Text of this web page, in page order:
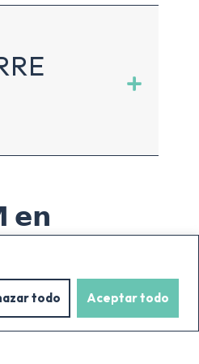
todo Aceptar todo
𝗲𝗻
ES